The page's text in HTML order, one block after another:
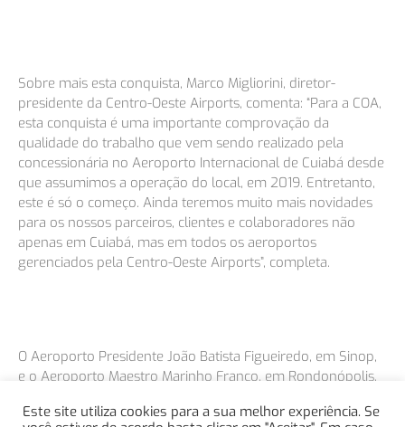
Sobre mais esta conquista, Marco Migliorini, diretor-
presidente da Centro-Oeste Airports, comenta: “Para a COA,
esta conquista é uma importante comprovação da
qualidade do trabalho que vem sendo realizado pela
concessionária no Aeroporto Internacional de Cuiabá desde
que assumimos a operação do local, em 2019. Entretanto,
este é só o começo. Ainda teremos muito mais novidades
para os nossos parceiros, clientes e colaboradores não
apenas em Cuiabá, mas em todos os aeroportos
gerenciados pela Centro-Oeste Airports”, completa.
O Aeroporto Presidente João Batista Figueiredo, em Sinop,
e o Aeroporto Maestro Marinho Franco, em Rondonópolis,
já constavam na lista de aeroportos certificados pela ANAC
Este site utiliza cookies para a sua melhor experiência. Se